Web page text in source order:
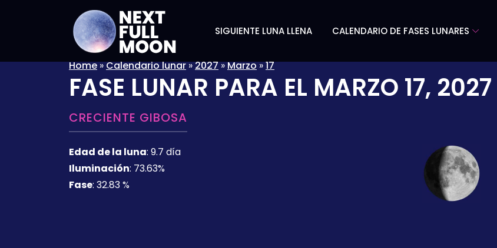
SIGUIENTE LUNA LLENA CALENDARIO DE FASES LUNARES
Home»Calendario lunar»2027»Marzo»17
FASE LUNAR PARA EL MARZO 17, 2027
CRECIENTE GIBOSA
Edad de la luna: 9.7 día
Iluminación: 73.63%
Fase: 32.83 %